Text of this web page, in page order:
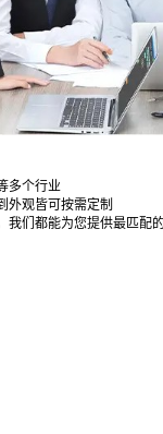
多个行业
外观皆可按需定制
们都能为您提供最匹配